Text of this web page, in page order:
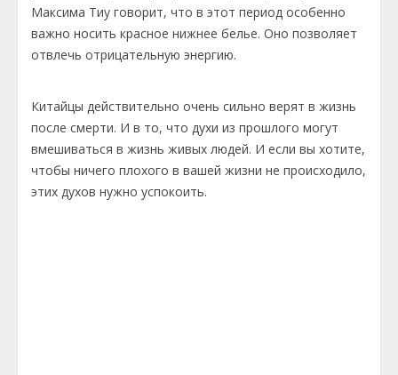
Максима Тиу говорит, что в этот период особенно
важно носить красное нижнее белье. Оно позволяет
отвлечь отрицательную энергию.
Китайцы действительно очень сильно верят в жизнь
после смерти. И в то, что духи из прошлого могут
вмешиваться в жизнь живых людей. И если вы хотите,
чтобы ничего плохого в вашей жизни не происходило,
этих духов нужно успокоить.